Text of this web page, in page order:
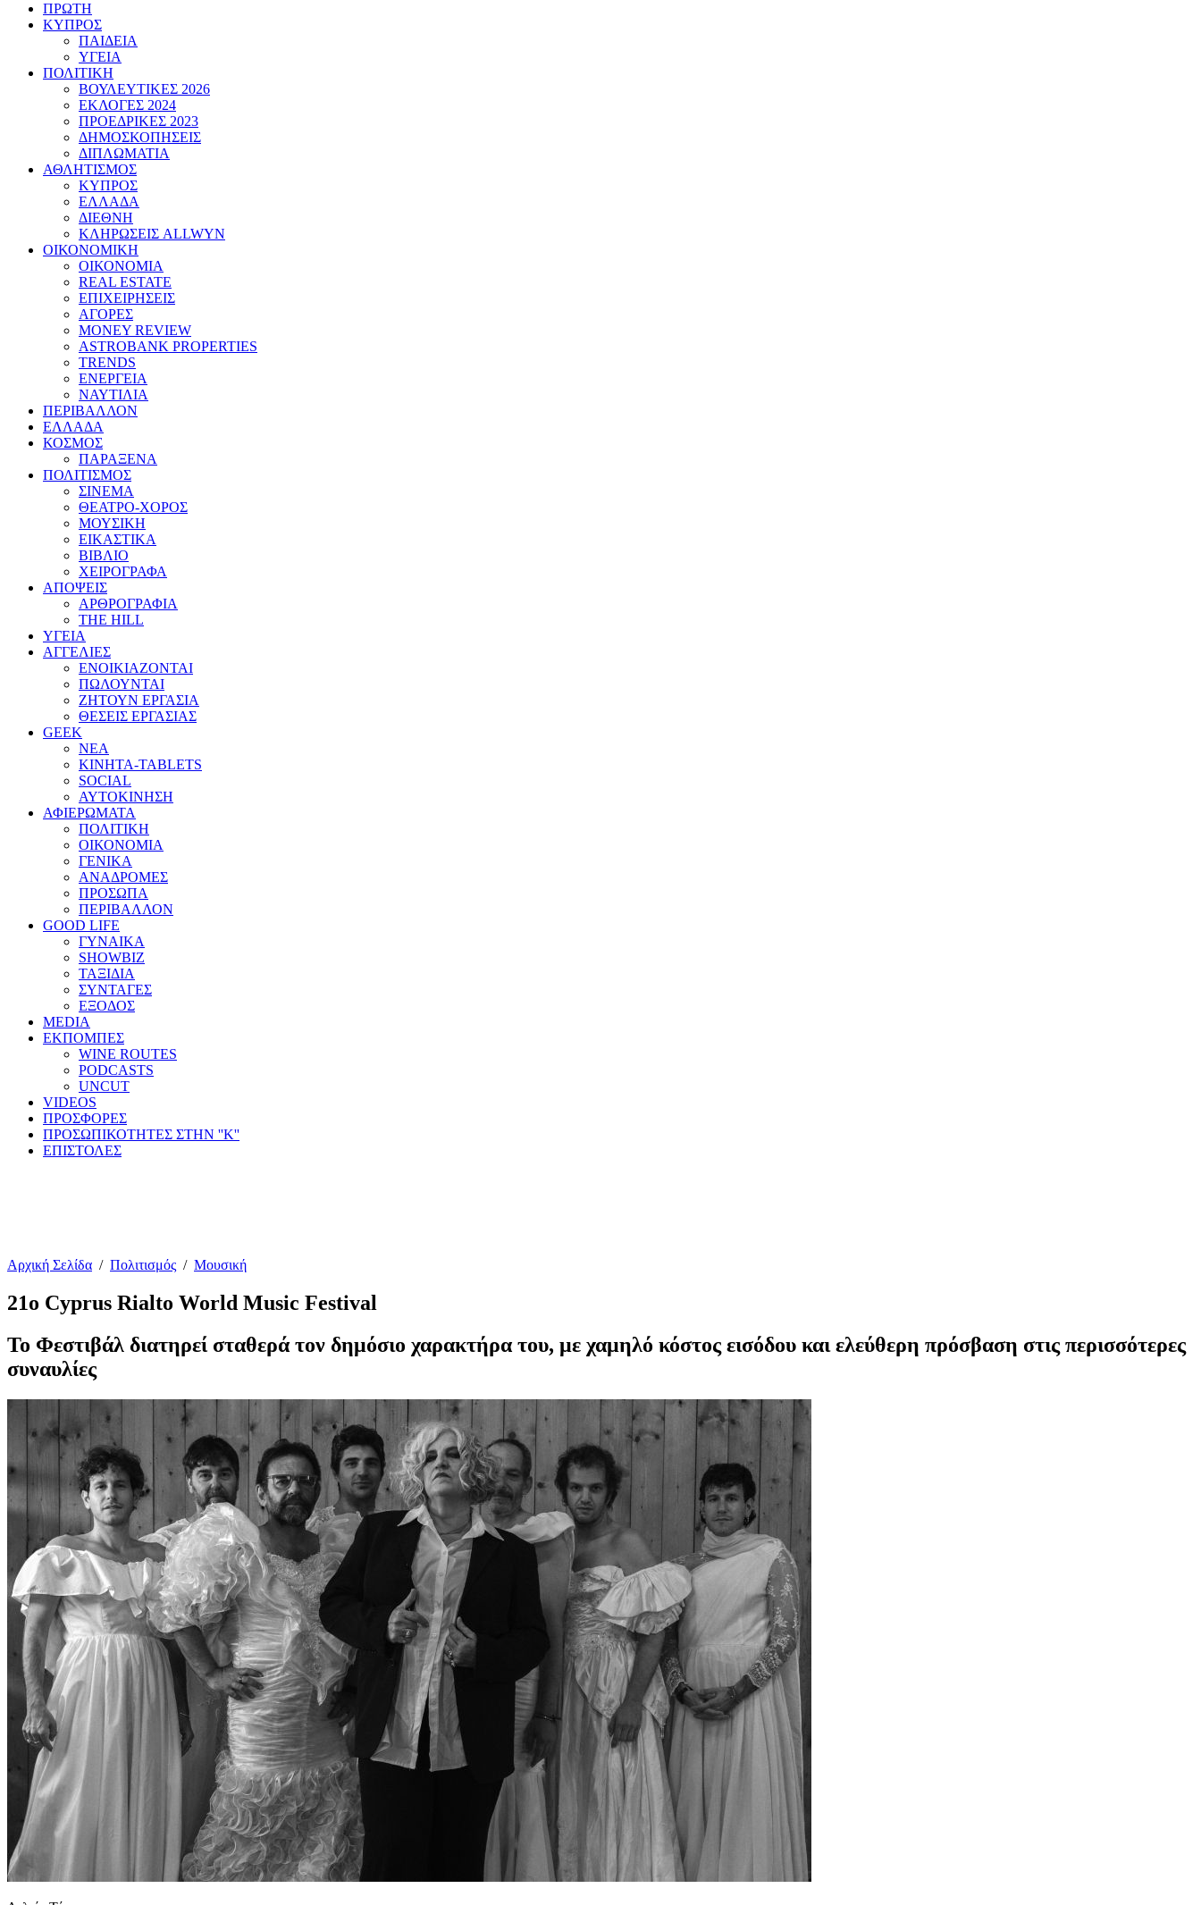
ΠΡΩΤΗ
ΚΥΠΡΟΣ
ΠΑΙΔΕΙΑ
ΥΓΕΙΑ
ΠΟΛΙΤΙΚΗ
ΒΟΥΛΕΥΤΙΚΕΣ 2026
ΕΚΛΟΓΕΣ 2024
ΠΡΟΕΔΡΙΚΕΣ 2023
ΔΗΜΟΣΚΟΠΗΣΕΙΣ
ΔΙΠΛΩΜΑΤΙΑ
ΑΘΛΗΤΙΣΜΟΣ
ΚΥΠΡΟΣ
ΕΛΛΑΔΑ
ΔΙΕΘΝΗ
ΚΛΗΡΩΣΕΙΣ ALLWYN
ΟΙΚΟΝΟΜΙΚΗ
ΟΙΚΟΝΟΜΙΑ
REAL ESTATE
ΕΠΙΧΕΙΡΗΣΕΙΣ
ΑΓΟΡΕΣ
MONEY REVIEW
ASTROBANK PROPERTIES
TRENDS
ΕΝΕΡΓΕΙΑ
ΝΑΥΤΙΛΙΑ
ΠΕΡΙΒΑΛΛΟΝ
ΕΛΛΑΔΑ
ΚΟΣΜΟΣ
ΠΑΡΑΞΕΝΑ
ΠΟΛΙΤΙΣΜΟΣ
ΣΙΝΕΜΑ
ΘΕΑΤΡΟ-ΧΟΡΟΣ
ΜΟΥΣΙΚΗ
ΕΙΚΑΣΤΙΚΑ
ΒΙΒΛΙΟ
ΧΕΙΡΟΓΡΑΦΑ
ΑΠΟΨΕΙΣ
ΑΡΘΡΟΓΡΑΦΙΑ
THE HILL
ΥΓΕΙΑ
ΑΓΓΕΛΙΕΣ
ΕΝΟΙΚΙΑΖΟΝΤΑΙ
ΠΩΛΟΥΝΤΑΙ
ΖΗΤΟΥΝ ΕΡΓΑΣΙΑ
ΘΕΣΕΙΣ ΕΡΓΑΣΙΑΣ
GEEK
ΝΕΑ
ΚΙΝΗΤΑ-TABLETS
SOCIAL
ΑΥΤΟΚΙΝΗΣΗ
ΑΦΙΕΡΩΜΑΤΑ
ΠΟΛΙΤΙΚΗ
ΟΙΚΟΝΟΜΙΑ
ΓΕΝΙΚΑ
ΑΝΑΔΡΟΜΕΣ
ΠΡΟΣΩΠΑ
ΠΕΡΙΒΑΛΛΟΝ
GOOD LIFE
ΓΥΝΑΙΚΑ
SHOWBIZ
ΤΑΞΙΔΙΑ
ΣΥΝΤΑΓΕΣ
ΕΞΟΔΟΣ
MEDIA
ΕΚΠΟΜΠΕΣ
WINE ROUTES
PODCASTS
UNCUT
VIDEOS
ΠΡΟΣΦΟΡΕΣ
ΠΡΟΣΩΠΙΚΟΤΗΤΕΣ ΣΤΗΝ ''Κ''
ΕΠΙΣΤΟΛΕΣ
Αρχική Σελίδα / Πολιτισμός / Μουσική
21ο Cyprus Rialto World Music Festival
Το Φεστιβάλ διατηρεί σταθερά τον δημόσιο χαρακτήρα του, με χαμηλό κόστος εισόδου και ελεύθερη πρόσβαση στις περισσότερες
συναυλίες